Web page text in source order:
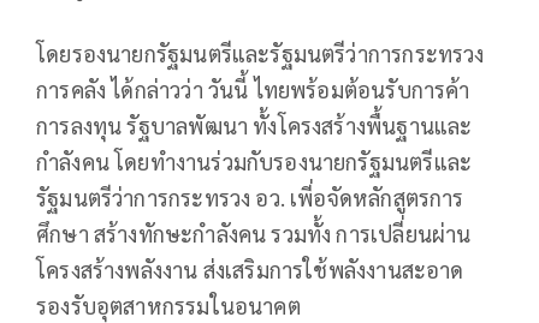
โดยรองนายกรัฐมนตรีและรัฐมนตรีว่าการกระทรวง
การคลัง ได้กล่าวว่า วันนี้ ไทยพร้อมต้อนรับการค้า
การลงทุน รัฐบาลพัฒนา ทั้งโครงสร้างพื้นฐานและ
กำลังคน โดยทำงานร่วมกับรองนายกรัฐมนตรีและ
รัฐมนตรีว่าการกระทรวง อว. เพี่อจัดหลักสูตรการ
ศึกษา สร้างทักษะกำลังคน รวมทั้ง การเปลี่ยนผ่าน
โครงสร้างพลังงาน ส่งเสริมการใช้พลังงานสะอาด
รองรับอุตสาหกรรมในอนาคต